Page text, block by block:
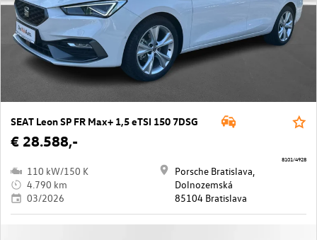
SEAT Leon SP FR Max+ 1,5 eTSI 150 7DSG
€ 28.588,-
110 kW/150 K
4.790 km
03/2026
Porsche Bratislava,
Dolnozemská
85104 Bratislava
8101/4928